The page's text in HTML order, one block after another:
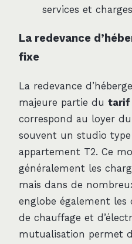
services et charges
La redevance
fixe
La redevance
majeure partie du tarif
correspond au loyer
souvent un studio
appartement T2. Ce
généralement les
mais dans de
englobe également les
de chauffage et
mutualisation permet